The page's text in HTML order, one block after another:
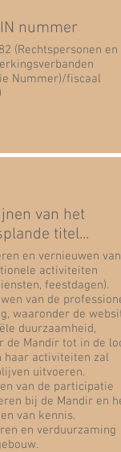
nummer
(Rechtspersonen en
Nummer)/fiscaal
van het
titel...
en vernieuwen van
activiteiten
feestdagen).
van de
waaronder de
duurzaamheid,
de Mandir tot in de
haar activiteiten zal
uitvoeren.
van de participatie
bij de Mandir en
van kennis.
en verduurzaming